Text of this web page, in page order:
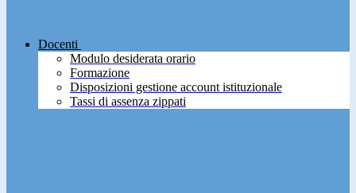
Docenti
Modulo desiderata orario
Formazione
Disposizioni gestione account istituzionale
Tassi di assenza zippati